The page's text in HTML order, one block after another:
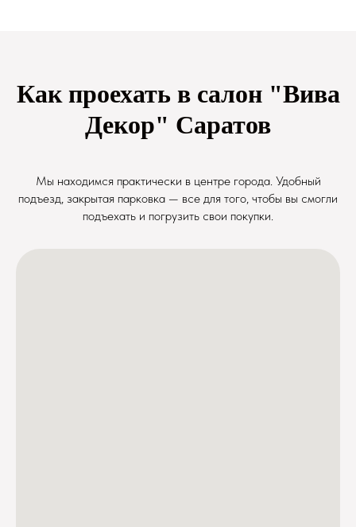
Как проехать в салон "Вива
Декор" Саратов
Мы находимся практически в центре города. Удобный
подъезд, закрытая парковка — все для того, чтобы вы смогли
подъехать и погрузить свои покупки.